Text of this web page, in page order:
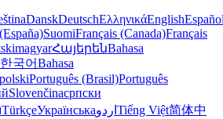
DanskDeutschΕλληνικάEnglish
SuomiFrançais (Canada)Français
magyarՀայերենBahasa
한국어Bahasa
polskiPortuguês (Brasil)Português
Slovenčinaсрпски
TürkçeУкраїнськаاردو Tiếng Việt简体中